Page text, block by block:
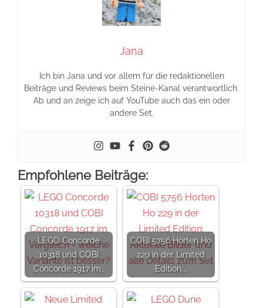
Jana
Ich bin Jana und vor allem für die redaktionellen
Beiträge und Reviews beim Steine-Kanal verantwortlich.
Ab und an zeige ich auf YouTube auch das ein oder
andere Set.
Empfohlene Beiträge:
LEGO Concorde
10318 und COBI
Concorde 1917 im…
COBI 5756 Horten Ho
229 in der Limited
Edition:…